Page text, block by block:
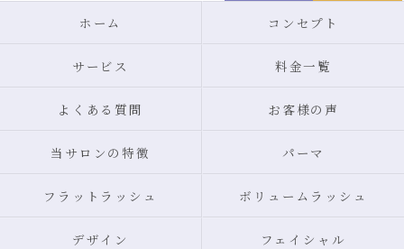
ホーム コンセプト
サービス 料金一覧
よくある質問 お客様の声
当サロンの特徴 パーマ
フラットラッシュ ボリュームラッシュ
デザイン フェイシャル